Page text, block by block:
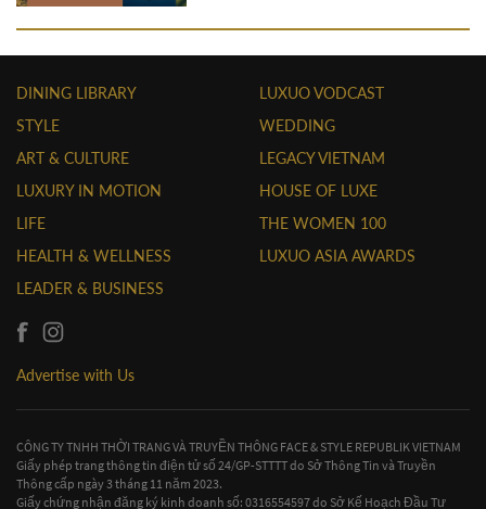
DINING LIBRARY
STYLE
ART & CULTURE
LUXURY IN MOTION
LIFE
HEALTH & WELLNESS
LEADER & BUSINESS
LUXUO VODCAST
WEDDING
LEGACY VIETNAM
HOUSE OF LUXE
THE WOMEN 100
LUXUO ASIA AWARDS
Advertise with Us
CÔNG TY TNHH THỜI TRANG VÀ TRUYỀN THÔNG FACE & STYLE REPUBLIK VIETNAM
Giấy phép trang thông tin điện tử số 24/GP-STTTT do Sở Thông Tin và Truyền
Thông cấp ngày 3 tháng 11 năm 2023.
Giấy chứng nhận đăng ký kinh doanh số: 0316554597 do Sở Kế Hoạch Đầu Tư